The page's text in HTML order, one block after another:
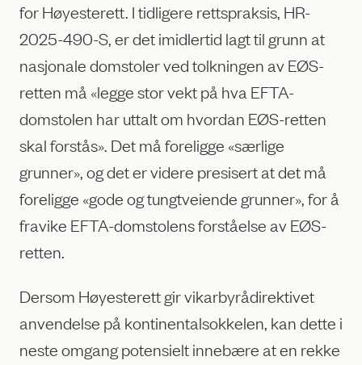
for Høyesterett. I tidligere rettspraksis, HR-
2025-490-S, er det imidlertid lagt til grunn at
nasjonale domstoler ved tolkningen av EØS-
retten må «legge stor vekt på hva EFTA-
domstolen har uttalt om hvordan EØS-retten
skal forstås». Det må foreligge «særlige
grunner», og det er videre presisert at det må
foreligge «gode og tungtveiende grunner», for å
fravike EFTA-domstolens forståelse av EØS-
retten.
Dersom Høyesterett gir vikarbyrådirektivet
anvendelse på kontinentalsokkelen, kan dette i
neste omgang potensielt innebære at en rekke